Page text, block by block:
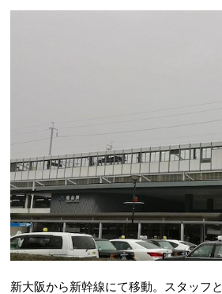
新大阪から新幹線にて移動。スタッフ